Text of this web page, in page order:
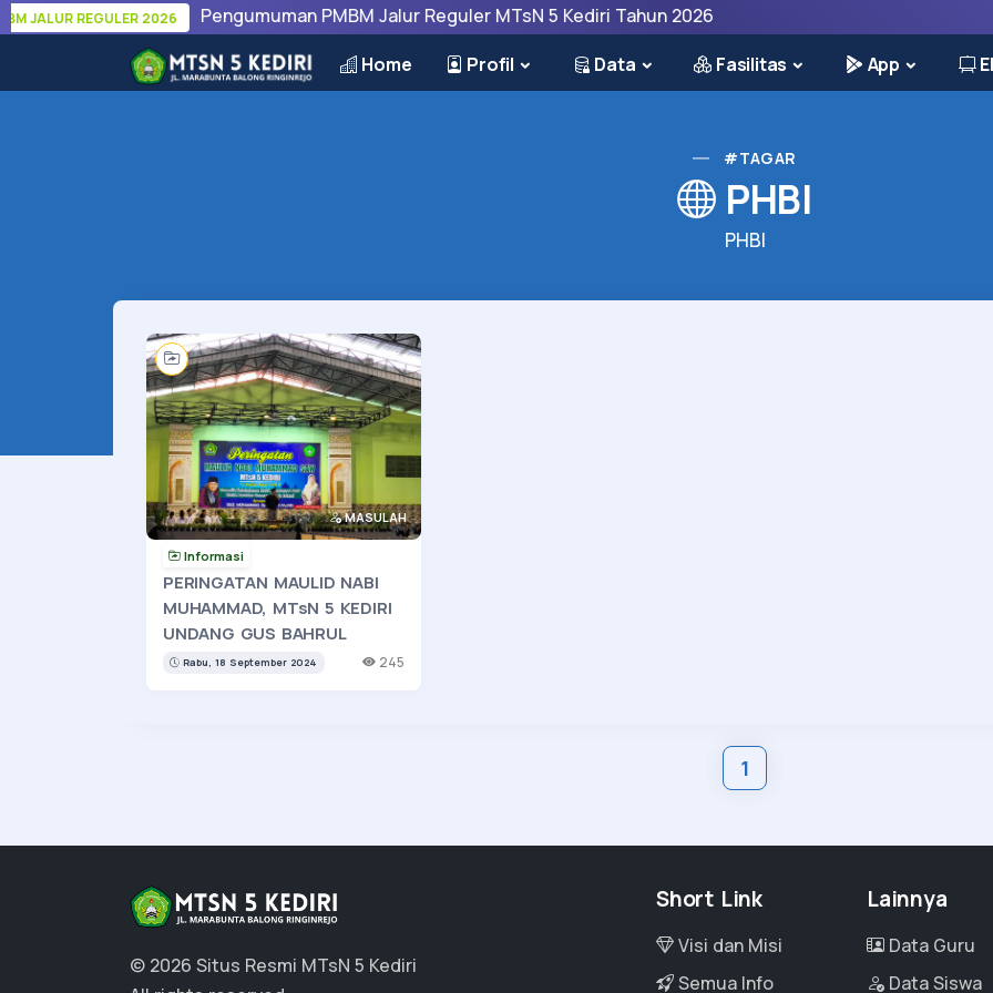
REGULER 2026 Pengumuman PMBM Jalur Reguler MTsN 5 Kediri Tahun 2026
Home Profil Data Fasilitas App
#TAGAR
PHBI
PHBI
MASULAH
Informasi
PERINGATAN MAULID NABI
MUHAMMAD, MTsN 5 KEDIRI
UNDANG GUS BAHRUL
Rabu, 18 September 2024 245
1
© 2026 Situs Resmi MTsN 5 Kediri
Short Link
Visi dan Misi
Semua Info
Lainnya
Data Guru
Data Siswa